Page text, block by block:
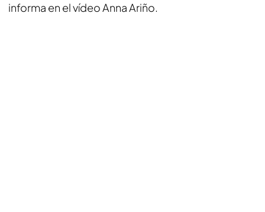
informa en el vídeo Anna Ariño.